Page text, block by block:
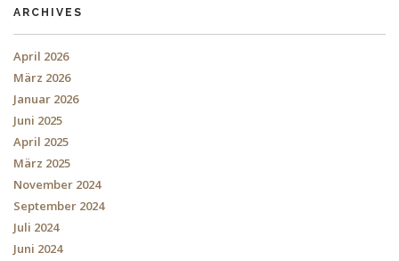
ARCHIVES
April 2026
März 2026
Januar 2026
Juni 2025
April 2025
März 2025
November 2024
September 2024
Juli 2024
Juni 2024